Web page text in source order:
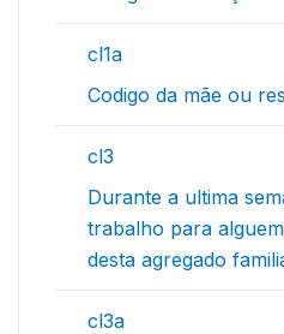
cl1a
Codigo da mãe ou
cl3
Durante a ultima
trabalho para
desta agregado
cl3a